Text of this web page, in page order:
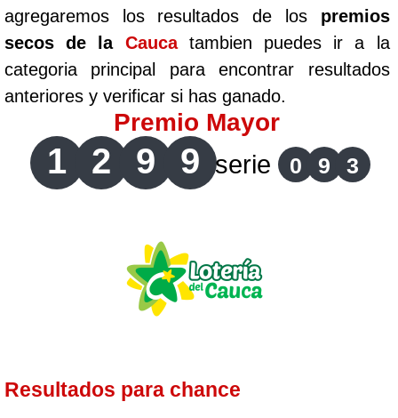
agregaremos los resultados de los premios
secos de la Caucatambien puedes ir a la
categoria principal para encontrar resultados
anteriores y verificar si has ganado.
Premio Mayor
1 2 9 9 serie 0 9 3
Resultados para chance